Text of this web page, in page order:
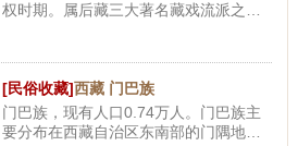
权时期。属后藏三大著名藏戏流派之
江嘎尔曲宗而得名。 江嘎尔藏戏表
[民俗收藏]西藏 门巴族
门巴族，现有人口0.74万人。门巴族主
要分布在西藏自治区东南部的门隅地区